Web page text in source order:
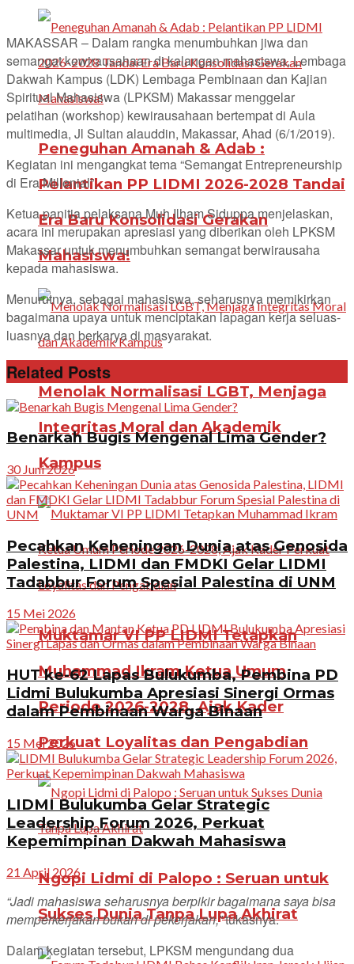
Peneguhan Amanah & Adab :
Pelantikan PP LIDMI 2026-2028 Tandai
Era Baru Konsolidasi Gerakan
Mahasiswa!
Menolak Normalisasi LGBT, Menjaga
Integritas Moral dan Akademik
Kampus
Muktamar VI PP LIDMI Tetapkan
Muhammad Ikram Ketua Umum
Periode 2026-2028, Ajak Kader
Perkuat Loyalitas dan Pengabdian
Ngopi Lidmi di Palopo : Seruan untuk
Sukses Dunia Tanpa Lupa Akhirat
MAKASSAR – Dalam rangka menumbuhkan jiwa dan
semangat kewirausahaan di kalangan mahasiswa, Lembaga
Dakwah Kampus (LDK) Lembaga Pembinaan dan Kajian
Spiritual Mahasiswa (LPKSM) Makassar menggelar
pelatihan (workshop) kewirausahaan bertempat di Aula
multimedia, Jl Sultan alauddin, Makassar, Ahad (6/1/2019).
Kegiatan ini mengangkat tema “Semangat Entrepreneurship
di Era Millenial”.
Ketua panitia pelaksana Muh Ilham Siduppa menjelaskan,
acara ini merupakan apresiasi yang diberikan oleh LPKSM
Makassar untuk menumbuhkan semangat berwirausaha
kepada mahasiswa.
Menurutnya, sebagai mahasiswa, seharusnya memikirkan
bagaimana upaya untuk menciptakan lapagan kerja seluas-
luasnya dan berkarya di masyarakat.
Related Posts
Benarkah Bugis Mengenal Lima Gender?
30 Juni 2026
Pecahkan Keheningan Dunia atas Genosida
Palestina, LIDMI dan FMDKI Gelar LIDMI
Tadabbur Forum Spesial Palestina di UNM
15 Mei 2026
HUT ke-62 Lapas Bulukumba, Pembina PD
Lidmi Bulukumba Apresiasi Sinergi Ormas
dalam Pembinaan Warga Binaan
15 Mei 2026
LIDMI Bulukumba Gelar Strategic
Leadership Forum 2026, Perkuat
Kepemimpinan Dakwah Mahasiswa
21 April 2026
“Jadi mahasiswa seharusnya berpikir bagaimana saya bisa
memperkerjakan bukan di pekerjakan,”tukasnya.
Dalam kegiatan tersebut, LPKSM mengundang dua